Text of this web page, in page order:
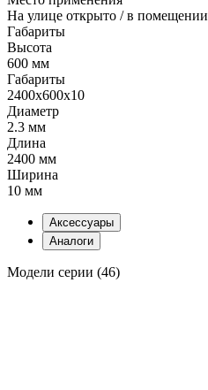
На улице открыто / в помещении
Габариты
Высота
600 мм
Габариты
2400x600x10
Диаметр
2.3 мм
Длина
2400 мм
Ширина
10 мм
Аксессуары
Аналоги
Модели серии (46)